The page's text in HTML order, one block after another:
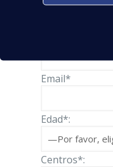
Email*
Edad*:
Centros*: